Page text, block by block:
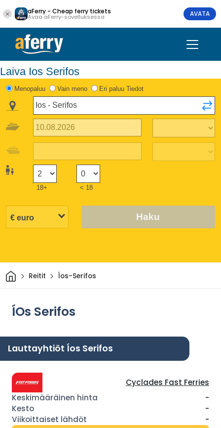
aFerry - Cheap ferry tickets
Avaa aFerry-sovelluksessa AVATA
Laiva Ios Serifos
Menopaluu Vain meno Eri paluu Tiedot
18+ < 18
Haku
KotiinReitit Íos-Serifos
ÍOs Serifos
Lauttayhtiöt Íos Serifos
Cyclades Fast Ferries
-
-
-